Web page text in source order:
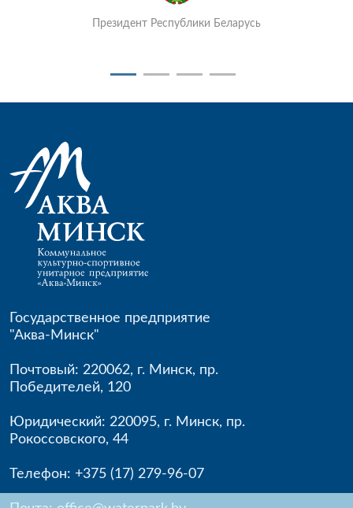
Президент Республики Беларусь
Государственное предприятие
"Аква-Минск"
Почтовый: 220062, г. Минск, пр.
Победителей, 120
Юридический: 220095, г. Минск, пр.
Рокоссовского, 44
Телефон: +375 (17) 279-96-07